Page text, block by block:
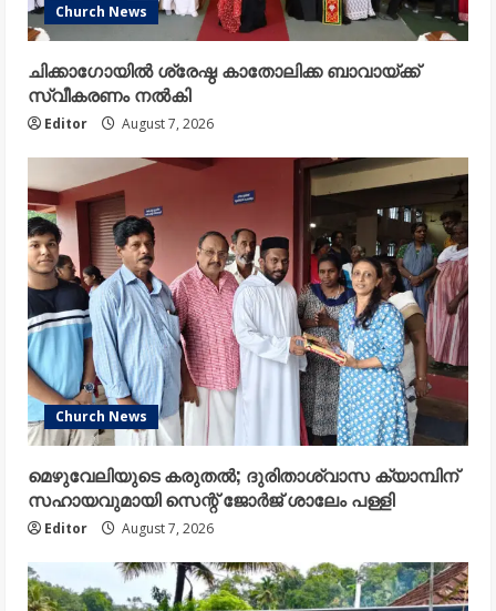
Church News
ചിക്കാഗോയിൽ ശ്രേഷ്ഠ കാതോലിക്ക ബാവായ്ക്ക്
സ്വീകരണം നൽകി
Editor August 7, 2026
Church News
മെഴുവേലിയുടെ കരുതൽ; ദുരിതാശ്വാസ ക്യാമ്പിന്
സഹായവുമായി സെന്റ് ജോർജ് ശാലേം പള്ളി
Editor August 7, 2026